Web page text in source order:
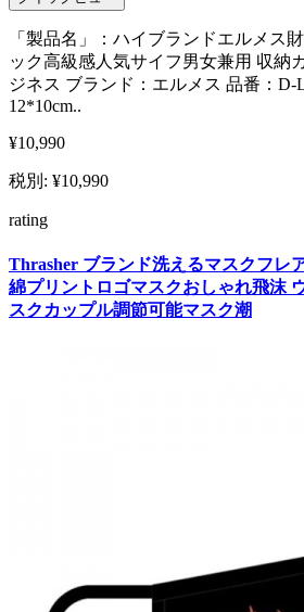
「製品名」：ハイブランドエルメス
ック高級感人気サイフ男女兼用 収納
ジネス ブランド：エルメス 品番：D-
12*10cm..
¥10,990
税別: ¥10,990
rating
Thrasher ブランド洗えるマスクフレ
綿プリントロゴマスクおしゃれ飛沫
スクカップル調節可能マスク潮